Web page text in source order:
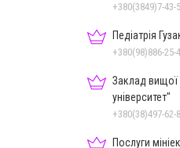
+380(3849)7-43-
Педіатрія
+380(98)886-25-
Заклад вищої
університет"
+380(38)497-62-
Послуги